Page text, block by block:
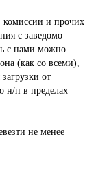
комиссии и прочих
с заведомо
с нами можно
(как со всеми),
от
н/п в пределах
не менее